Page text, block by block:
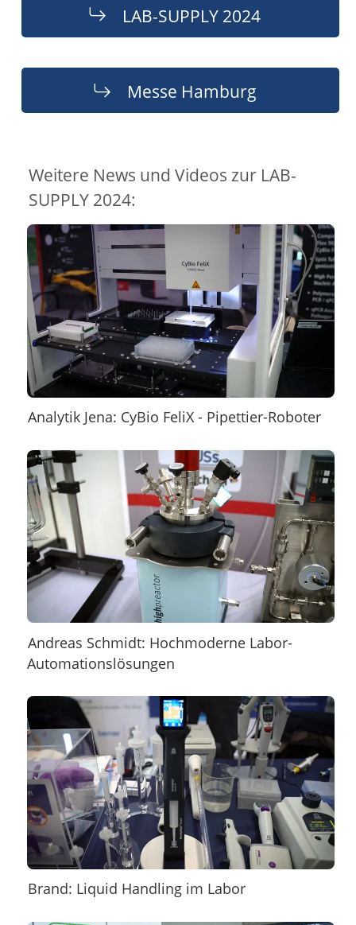
LAB-SUPPLY 2024
Messe Hamburg
Weitere News und Videos zur LAB-
SUPPLY 2024:
Analytik Jena: CyBio FeliX - Pipettier-Roboter
Andreas Schmidt: Hochmoderne Labor-
Automationslösungen
Brand: Liquid Handling im Labor